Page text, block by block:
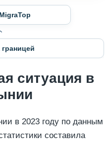
границей
ситуация в
в 2023 году по данным
составила